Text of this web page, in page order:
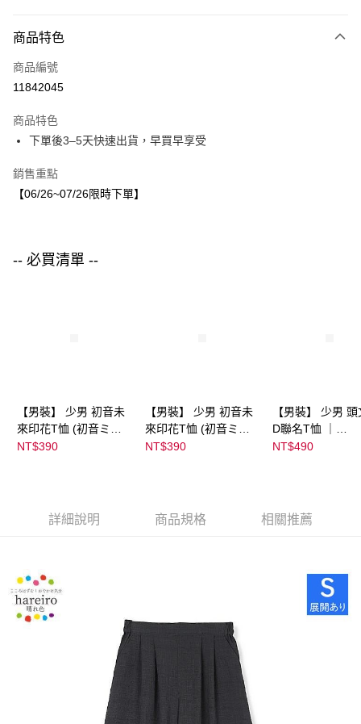
信用卡一次付款
LINE Pay
街口支付
悠遊付
每筆NT$80，滿NT$1,500(含以上)免運費
商品特色
商品編號
11842045
商品特色
下單後3–5天快速出貨，早買早享受
銷售重點
【06/26~07/26限時下單】
-- 必買清單 --
【男裝】 少男 初音未
來印花T恤 (初音ミク)
｜
NT$390
【男裝】 少男 初音未
來印花T恤 (初音ミク)
｜
NT$390
【男裝】 少男
D聯名T恤 ｜
NT$490
詳細說明 商品規格 相關推薦